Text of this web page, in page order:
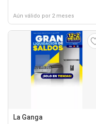
Aún válido por 2 meses
La Ganga